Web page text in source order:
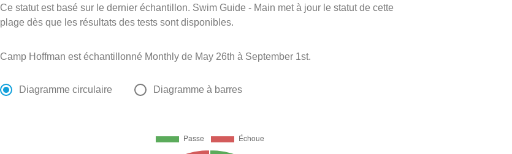
Ce statut est basé sur le dernier échantillon. Swim Guide - Main met à jour le statut de cette
plage dès que les résultats des tests sont disponibles.
Camp Hoffman est échantillonné Monthly de May 26th à September 1st.
Diagramme circulaire Diagramme à barres